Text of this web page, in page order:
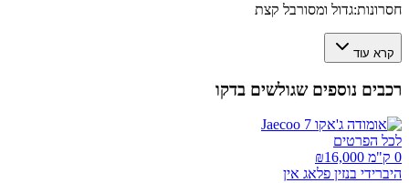
חסרונות:גדול ומסורבל קצת
קרא עוד
רכבים נוספים שגולשים בדקו
לכל הפרטים
0 ק"מ ₪
16,000
היברידי בנזין פלאג אין